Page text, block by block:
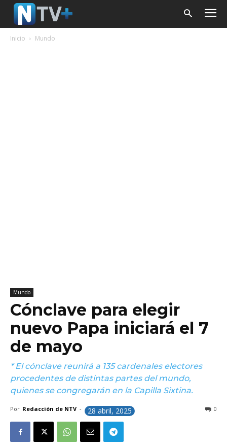
Inicio Mundo
Mundo
Cónclave para elegir
nuevo Papa iniciará el 7
de mayo
* El cónclave reunirá a 135 cardenales electores
procedentes de distintas partes del mundo,
quienes se congregarán en la Capilla Sixtina.
Por Redacción de NTV - 28 abril, 2025 0